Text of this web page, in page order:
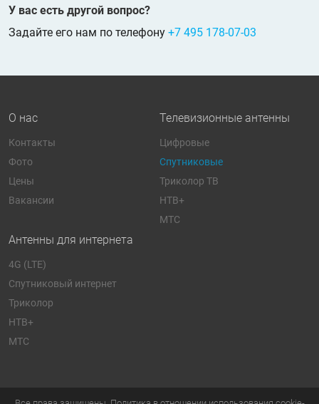
У вас есть другой вопрос?
Задайте его нам по телефону +7 495 178-07-03
О нас
Контакты
Фото
Цены
Вакансии
Телевизионные антенны
Цифровые
Спутниковые
Триколор ТВ
НТВ+
МТС
Антенны для интернета
4G (LTE)
Спутниковый интернет
Триколор
НТВ+
МТС